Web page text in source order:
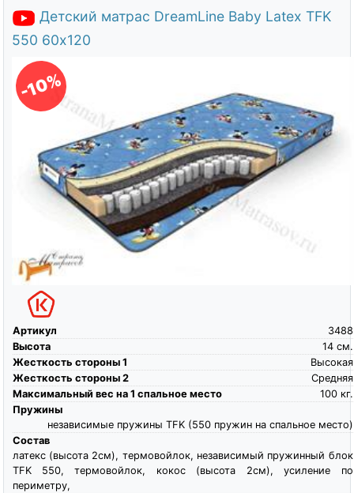
Детский матрас DreamLine Baby Latex TFK
550 60х120
-10%
Артикул
3488
Высота
см.
14
Жесткость стороны 1
Высокая
Жесткость стороны 2
Средняя
Максимальный вес на 1 спальное место
кг.
100
Пружины
независимые пружины TFK (550 пружин на спальное место)
Состав
латекс (высота 2см), термовойлок, независимый пружинный блок
TFK 550, термовойлок, кокос (высота 2см), усиление по
периметру,